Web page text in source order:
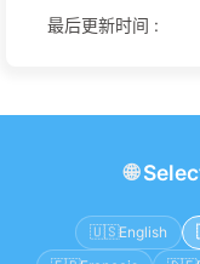
最后更新时间 :
🌐
🇺🇸English